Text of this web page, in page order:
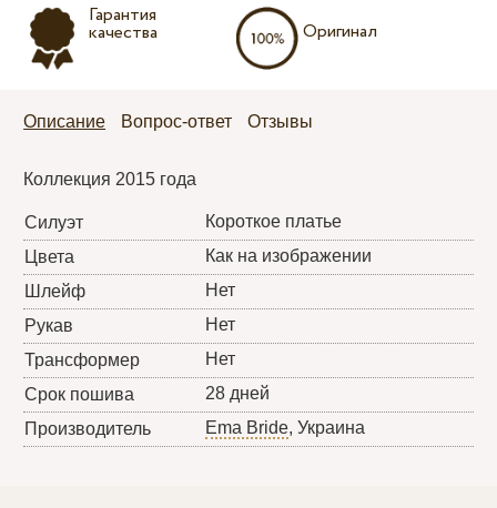
Гарантия
качества Оригинал
Описание Вопрос-ответ Отзывы
Коллекция 2015 года
Силуэт
Короткое платье
Цвета
Как на изображении
Шлейф
Нет
Рукав
Нет
Трансформер
Нет
Срок пошива
28 дней
Производитель
Ema Bride, Украина